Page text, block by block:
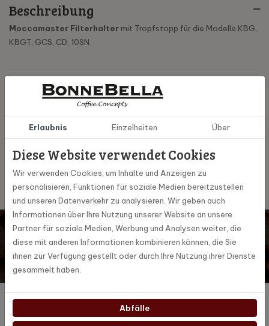
Beschreibung
Moccamaster Filterhalter mit Tropfstopp für die Modelle KBG,
KBGT, GCS, CD, 10SN.
Spezifikationen
Artikel Nummer
Marke MoccaMaster
Möchten Sie auf dem Laufenden bleiben? Dann melden Sie
sich für unseren digitalen Newsletter an!
Abonnieren
Ja, ich abonniere die monatlichen Marketing-Aktionen
Produkte
Erlaubnis Einzelheiten Über
Diese Website verwendet Cookies
Wir verwenden Cookies, um Inhalte und Anzeigen zu
personalisieren, Funktionen für soziale Medien bereitzustellen
und unseren Datenverkehr zu analysieren. Wir geben auch
Informationen über Ihre Nutzung unserer Website an unsere
Partner für soziale Medien, Werbung und Analysen weiter, die
diese mit anderen Informationen kombinieren können, die Sie
ihnen zur Verfügung gestellt oder durch Ihre Nutzung ihrer Dienste
gesammelt haben.
Abfälle